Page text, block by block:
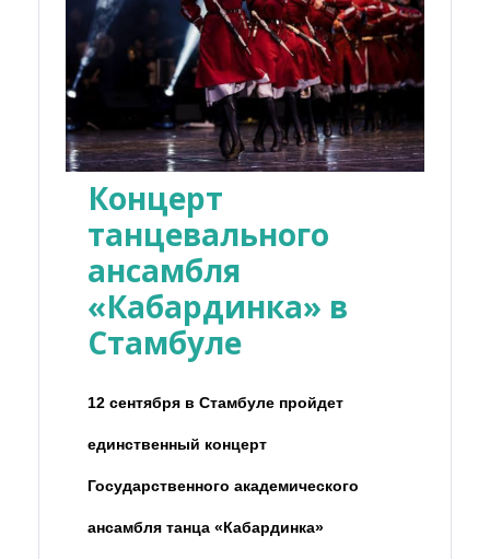
Концерт
танцевального
ансамбля
«Кабардинка» в
Стамбуле
12 сентября в Стамбуле пройдет
единственный концерт
Государственного академического
ансамбля танца «Кабардинка»